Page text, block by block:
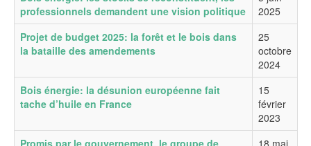
professionnels demandent une vision politique
2025
Projet de budget 2025: la forêt et le bois dans
la bataille des amendements
25
octobre
2024
Bois énergie: la désunion européenne fait
tache d’huile en France
15
février
2023
Promis par le gouvernement, le groupe de
18 mai